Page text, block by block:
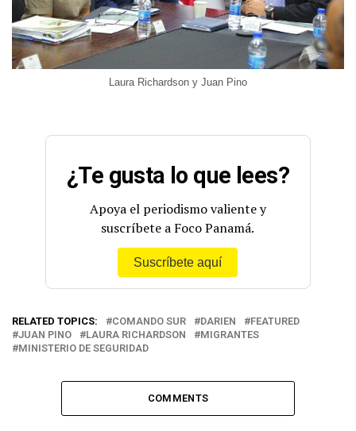
Laura Richardson y Juan Pino
¿Te gusta lo que lees?
Apoya el periodismo valiente y
suscríbete a Foco Panamá.
Suscríbete aquí
RELATED TOPICS: COMANDO SUR DARIEN
FEATURED
JUAN PINO
LAURA RICHARDSON
MIGRANTES
MINISTERIO DE SEGURIDAD
COMMENTS